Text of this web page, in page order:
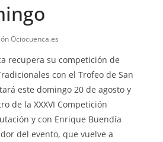
Ociocuenca.es
recupera su competición de
con el Trofeo de San
este domingo 20 de agosto y
de la XXXVI Competición
y con Enrique Buendía
del evento, que vuelve a